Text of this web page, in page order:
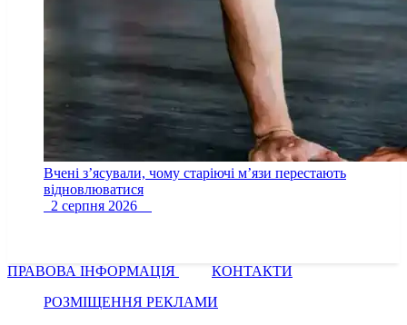
Вчені з’ясували, чому старіючі м’язи перестають
відновлюватися
2 серпня 2026
ПРАВОВА ІНФОРМАЦІЯ
КОНТАКТИ
РОЗМІЩЕННЯ РЕКЛАМИ